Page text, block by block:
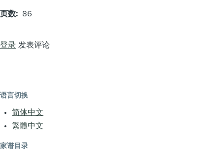
页数 86
登录 发表评论
语言切换
简体中文
繁體中文
家谱目录